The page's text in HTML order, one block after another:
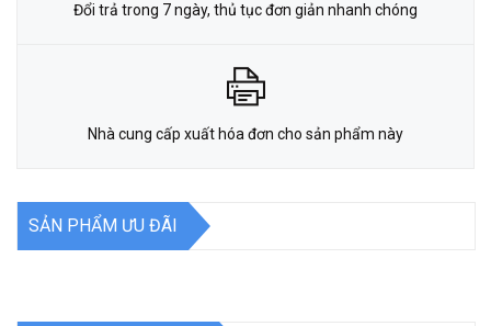
Đổi trả trong 7 ngày, thủ tục đơn giản nhanh chóng
Nhà cung cấp xuất hóa đơn cho sản phẩm này
SẢN PHẨM ƯU ĐÃI